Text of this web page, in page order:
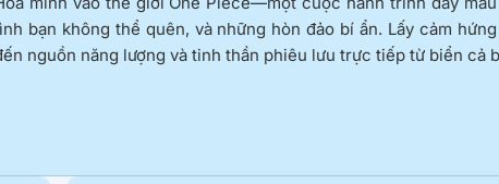
bạn không thể quên, và những hòn đảo bí ẩn. Lấy cảm
nguồn năng lượng và tinh thần phiêu lưu trực tiếp từ biển cả